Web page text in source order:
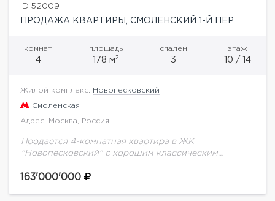
ID 52009
ПРОДАЖА КВАРТИРЫ, СМОЛЕНСКИЙ 1-Й ПЕР
комнат
4
площадь
178 м2
спален
3
этаж
10 / 14
Жилой комплекс: Новопесковский
Смоленская
Адрес: Москва, Россия
Продается 4-комнатная квартира в ЖК
"Новопесковский" с хорошим классическим
которую можно использовать под кабинет или
163'000'000